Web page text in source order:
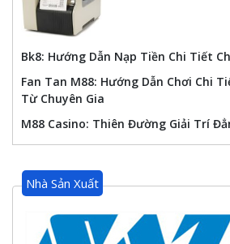
Bk8: Hướng Dẫn Nạp Tiền Chi Tiết
Fan Tan M88: Hướng Dẫn Chơi Chi
Từ Chuyên Gia
M88 Casino: Thiên Đường Giải Trí
Nhà Sản Xuất